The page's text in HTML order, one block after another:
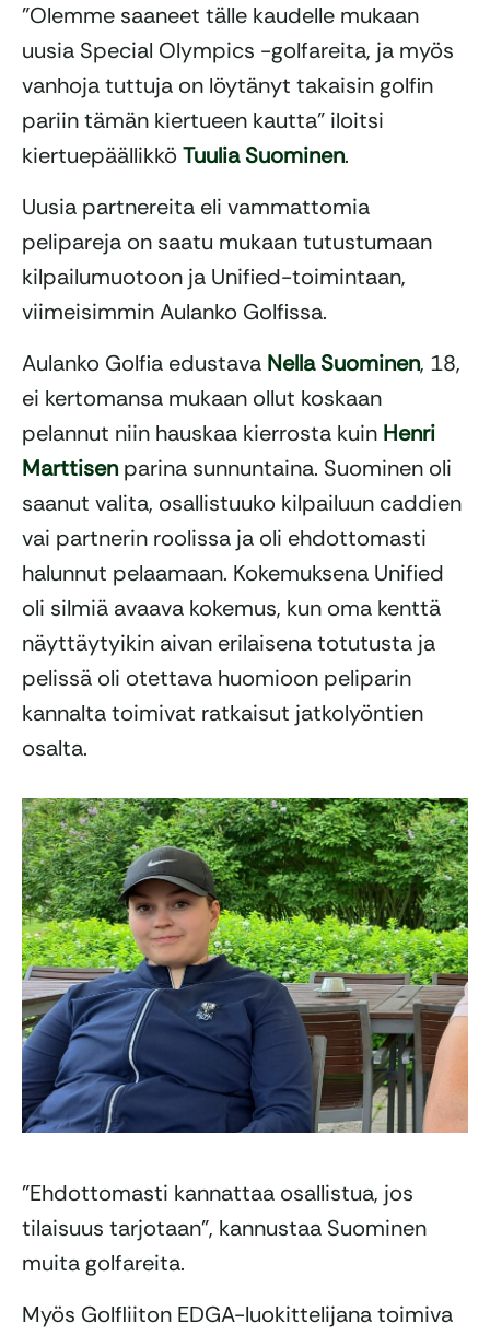
”Olemme saaneet tälle kaudelle mukaan
uusia Special Olympics -golfareita, ja myös
vanhoja tuttuja on löytänyt takaisin golfin
pariin tämän kiertueen kautta” iloitsi
kiertuepäällikkö Tuulia Suominen.
Uusia partnereita eli vammattomia
pelipareja on saatu mukaan tutustumaan
kilpailumuotoon ja Unified-toimintaan,
viimeisimmin Aulanko Golfissa.
Aulanko Golfia edustava Nella Suominen, 18,
ei kertomansa mukaan ollut koskaan
pelannut niin hauskaa kierrosta kuin Henri
Marttisenparina sunnuntaina. Suominen oli
saanut valita, osallistuuko kilpailuun caddien
vai partnerin roolissa ja oli ehdottomasti
halunnut pelaamaan. Kokemuksena Unified
oli silmiä avaava kokemus, kun oma kenttä
näyttäytyikin aivan erilaisena totutusta ja
pelissä oli otettava huomioon peliparin
kannalta toimivat ratkaisut jatkolyöntien
osalta.
”Ehdottomasti kannattaa osallistua, jos
tilaisuus tarjotaan”, kannustaa Suominen
muita golfareita.
Myös Golfliiton EDGA-luokittelijana toimiva